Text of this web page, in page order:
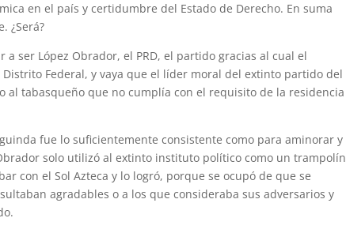
en el país y certidumbre del Estado de Derecho. En suma
¿Será?
ser López Obrador, el PRD, el partido gracias al cual el
Federal, y vaya que el líder moral del extinto partido del
al tabasqueño que no cumplía con el requisito de la residencia
fue lo suficientemente consistente como para aminorar y
solo utilizó al extinto instituto político como un trampolín
con el Sol Azteca y lo logró, porque se ocupó de que se
agradables o a los que consideraba sus adversarios y